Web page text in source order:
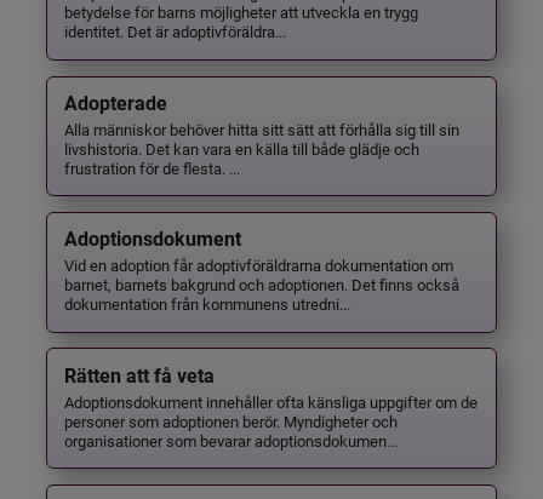
betydelse för barns möjligheter att utveckla en trygg
identitet. Det är adoptivföräldra...
Adopterade
Alla människor behöver hitta sitt sätt att förhålla sig till sin
livshistoria. Det kan vara en källa till både glädje och
frustration för de flesta. ...
Adoptionsdokument
Vid en adoption får adoptivföräldrarna dokumentation om
barnet, barnets bakgrund och adoptionen. Det finns också
dokumentation från kommunens utredni...
Rätten att få veta
Adoptionsdokument innehåller ofta känsliga uppgifter om de
personer som adoptionen berör. Myndigheter och
organisationer som bevarar adoptionsdokumen...